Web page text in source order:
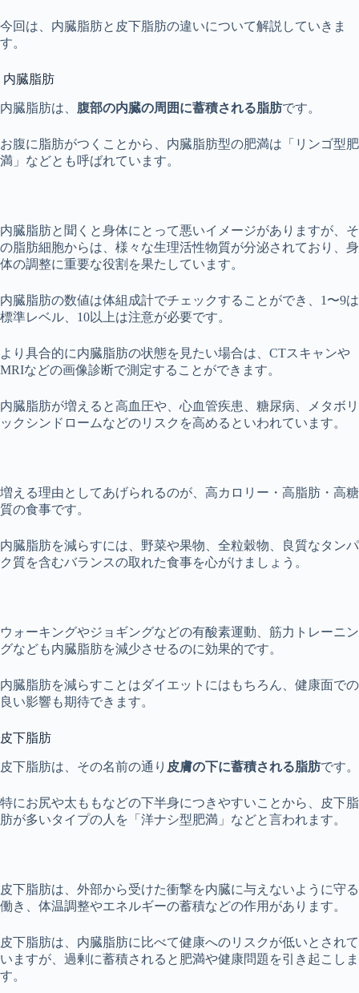
今回は、内臓脂肪と皮下脂肪の違いについて解説していきま
す。
内臓脂肪
内臓脂肪は、 腹部の内臓の周囲に蓄積される脂肪です。
お腹に脂肪がつくことから、内臓脂肪型の肥満は「リンゴ型肥
満」などとも呼ばれています。
内臓脂肪と聞くと身体にとって悪いイメージがありますが、そ
の脂肪細胞からは、様々な生理活性物質が分泌されており、身
体の調整に重要な役割を果たしています。
内臓脂肪の数値は体組成計でチェックすることができ、1〜9は
標準レベル、10以上は注意が必要です。
より具合的に内臓脂肪の状態を見たい場合は、CTスキャンや
MRIなどの画像診断で測定することができます。
内臓脂肪が増えると高血圧や、心血管疾患、糖尿病、メタボリ
ックシンドロームなどのリスクを高めるといわれています。
増える理由としてあげられるのが、高カロリー・高脂肪・高糖
質の食事です。
内臓脂肪を減らすには、野菜や果物、全粒穀物、良質なタンパ
ク質を含むバランスの取れた食事を心がけましょう。
ウォーキングやジョギングなどの有酸素運動、筋力トレーニン
グなども内臓脂肪を減少させるのに効果的です。
内臓脂肪を減らすことはダイエットにはもちろん、健康面での
良い影響も期待できます。
皮下脂肪
皮下脂肪は、その名前の通り 皮膚の下に蓄積される脂肪です。
特にお尻や太ももなどの下半身につきやすいことから、皮下脂
肪が多いタイプの人を「洋ナシ型肥満」などと言われます。
皮下脂肪は、外部から受けた衝撃を内臓に与えないように守る
働き、体温調整やエネルギーの蓄積などの作用があります。
皮下脂肪は、内臓脂肪に比べて健康へのリスクが低いとされて
いますが、過剰に蓄積されると肥満や健康問題を引き起こしま
す。